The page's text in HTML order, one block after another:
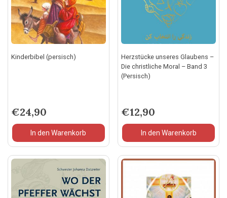
Kinderbibel (persisch)
€24,90
In den Warenkorb
Herzstücke unseres Glaubens –
Die christliche Moral – Band 3
(Persisch)
€12,90
In den Warenkorb